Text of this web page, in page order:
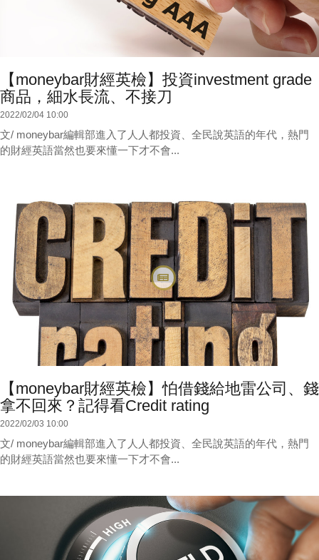
【moneybar財經英檢】投資investment grade
商品，細水長流、不接刀
2022/02/04 10:00
文/ moneybar編輯部進入了人人都投資、全民說英語的年代，熱門
的財經英語當然也要來懂一下才不會...
【moneybar財經英檢】怕借錢給地雷公司、錢
拿不回來？記得看Credit rating
2022/02/03 10:00
文/ moneybar編輯部進入了人人都投資、全民說英語的年代，熱門
的財經英語當然也要來懂一下才不會...